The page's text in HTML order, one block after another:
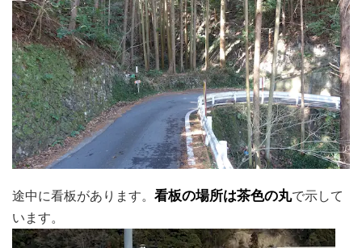
途中に看板があります。 看板の場所は茶色の丸で示して
います。